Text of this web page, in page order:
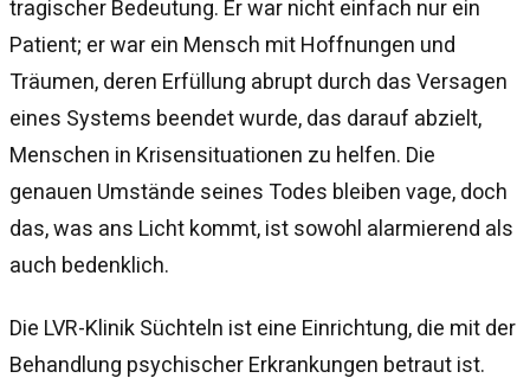
tragischer Bedeutung. Er war nicht einfach nur ein
Patient; er war ein Mensch mit Hoffnungen und
Träumen, deren Erfüllung abrupt durch das Versagen
eines Systems beendet wurde, das darauf abzielt,
Menschen in Krisensituationen zu helfen. Die
genauen Umstände seines Todes bleiben vage, doch
das, was ans Licht kommt, ist sowohl alarmierend als
auch bedenklich.
Die LVR-Klinik Süchteln ist eine Einrichtung, die mit der
Behandlung psychischer Erkrankungen betraut ist.